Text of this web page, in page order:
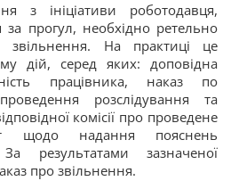
з ініціативи роботодавця,
за прогул, необхідно ретельно
звільнення. На практиці це
дій, серед яких: доповідна
працівника, наказ по
розслідування та
комісії про проведене
щодо надання пояснень
результатами зазначеної
про звільнення.